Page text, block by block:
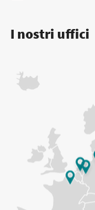
I nostri uffici